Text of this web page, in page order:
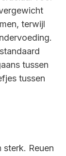
terwijl
tussen
tussen
sterk. Reuen